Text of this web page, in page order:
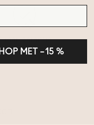
jaar garantie
MET –15 %